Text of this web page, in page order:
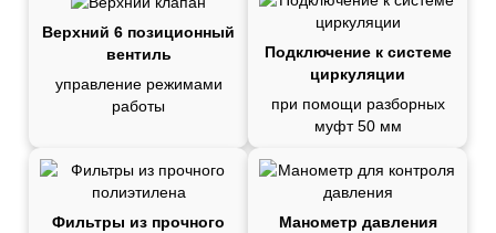
Верхний 6 позиционный
вентиль
управление режимами
работы
Подключение к системе
циркуляции
при помощи разборных
муфт 50 мм
Фильтры из прочного
Манометр давления